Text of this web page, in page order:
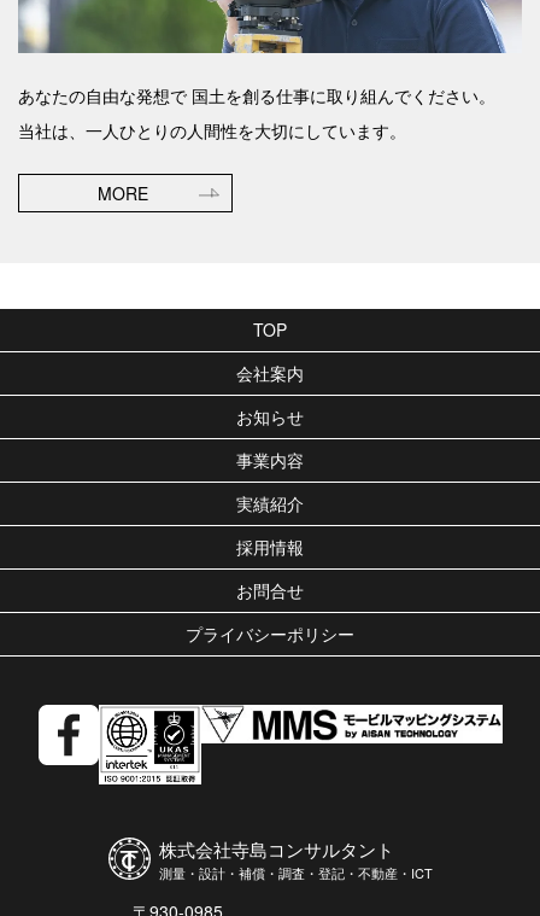
あなたの自由な発想で 国土を創る仕事に取り組んでください。
当社は、一人ひとりの人間性を大切にしています。
MORE
株式会社寺島コンサルタント
測量・設計・補償・調査・登記・不動産・ICT
〒930-0985
TOP
会社案内
お知らせ
事業内容
実績紹介
採用情報
お問合せ
プライバシーポリシー